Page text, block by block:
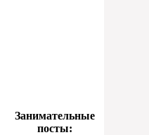
Занимательные
посты: